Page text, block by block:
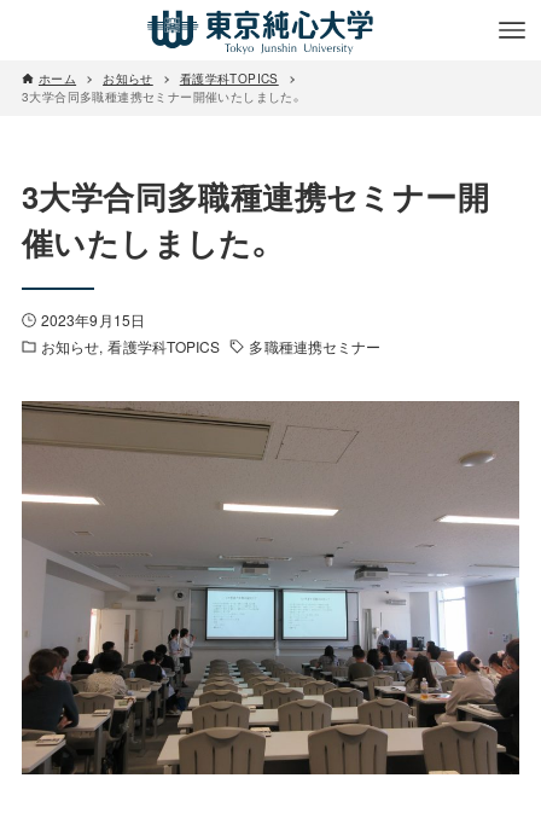
ホーム お知らせ
看護学科TOPICS
3大学合同多職種連携セミナー開催いたしました。
3大学合同多職種連携セミナー開
催いたしました。
2023年9月15日
お知らせ 看護学科TOPICS 多職種連携セミナー